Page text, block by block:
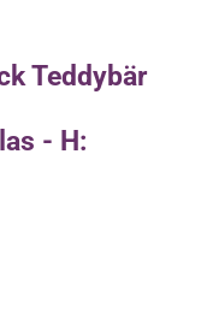
Teddybär
- H: